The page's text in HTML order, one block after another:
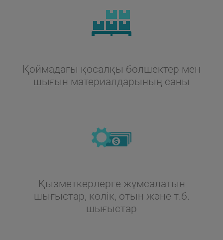
Қоймадағы қосалқы бөлшектер мен
шығын материалдарының саны
Қызметкерлерге жұмсалатын
шығыстар, көлік, отын және т.б.
шығыстар